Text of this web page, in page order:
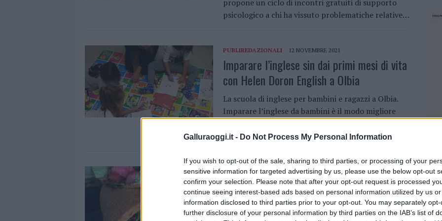
Galluraoggi.it - Do Not Process My Personal Information
If you wish to opt-out of the sale, sharing to third parties, or processing of your
sensitive information for targeted advertising by us, please use the below opt-out
confirm your selection. Please note that after your opt-out request is processed
continue seeing interest-based ads based on personal information utilized by us
information disclosed to third parties prior to your opt-out. You may separately
further disclosure of your personal information by third parties on the IAB’s list of
propone un ciclo di incontri gratuiti di supporto
psicologico a chi ha vissuto problematiche relative…
PUBLIREDAZIONALI 12 NOVEMBRE 2021
Imparare l’inglese sin dai primi mesi di vita
con Helen Doron English a Olbia
La scuola di inglese per bambini e ragazzi a Olbia.
Imparare l’inglese da bambini è il modo migliore
fermamente convinta Maria Caterina…
PUBLIREDAZIONALI 29 GIUGNO 2021
In neanche un anno il Be Free di Olbia è tra
i migliori ristoranti della Sardegna